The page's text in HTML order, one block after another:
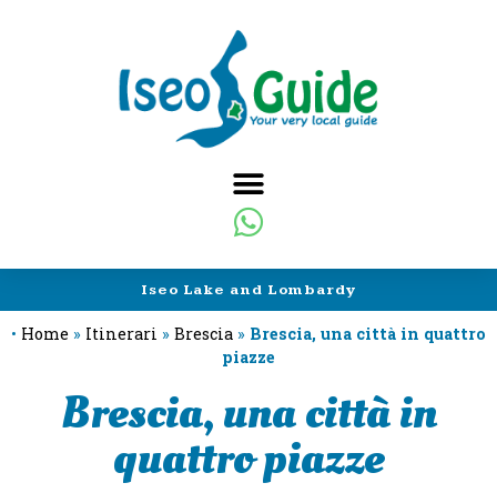
Iseo Lake and Lombardy
• Home » Itinerari » Brescia » Brescia, una città in quattro
piazze
Brescia, una città in
quattro piazze